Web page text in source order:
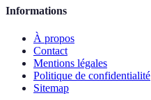
Informations
À propos
Contact
Mentions légales
Politique de confidentialité
Sitemap